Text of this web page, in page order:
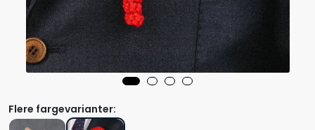
Flere fargevarianter: